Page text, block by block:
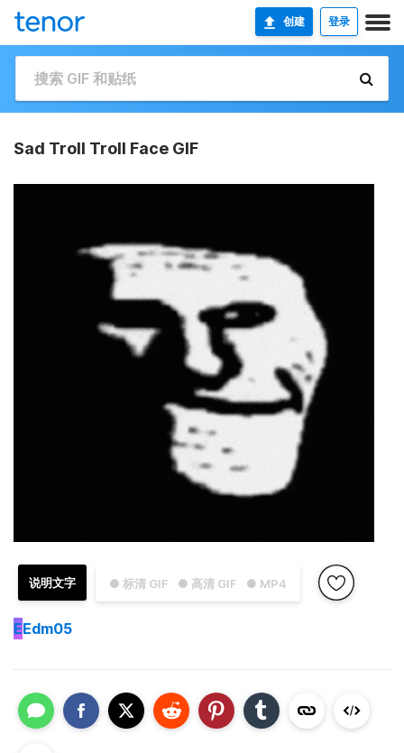
创建 登录
Sad Troll Troll Face GIF
● 标清 GIF ● 高清 GIF ● MP4
说明文字
EEdm05